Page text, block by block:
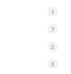
1
7
2
3